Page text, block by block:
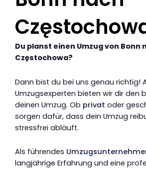
Du planst einen Umzug von Bonn
Częstochowa?
Dann bist du bei uns genau richtig!
Umzugsexperten bieten wir dir den
deinen Umzug. Ob privat oder
sorgen dafür, dass dein Umzug
stressfrei abläuft.
Als führendes
langjährige Erfahrung und eine